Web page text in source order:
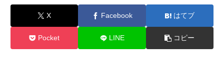
X Facebook はてブ
Pocket LINE コピー